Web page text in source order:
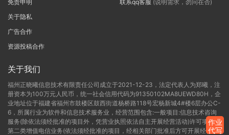
免责申明
关于隐私
广告合作
资源投稿合作
联系qq客服 (说明需求，勿问在否)
关于我们
福州正晓曦信息技术有限责任公司成立于2021-12-23，法定代表人为郑曦，注
册资本为100万元人民币，统一社会信用代码为91350102MA8UEWD80H，企
业地址位于福建省福州市鼓楼区鼓西街道杨桥路118号宏杨新城4#楼6层办公C-
6，所属行业为软件和信息技术服务业，经营范围包含:一般项目:信息技术咨询
服务(除依法须经批准的项目外，凭营业执照依法自主开展经营活动)许可项目:
第二类增值电信业务(依法须经批准的项目，经相关部门批准后方可开展经营活
作业
代写